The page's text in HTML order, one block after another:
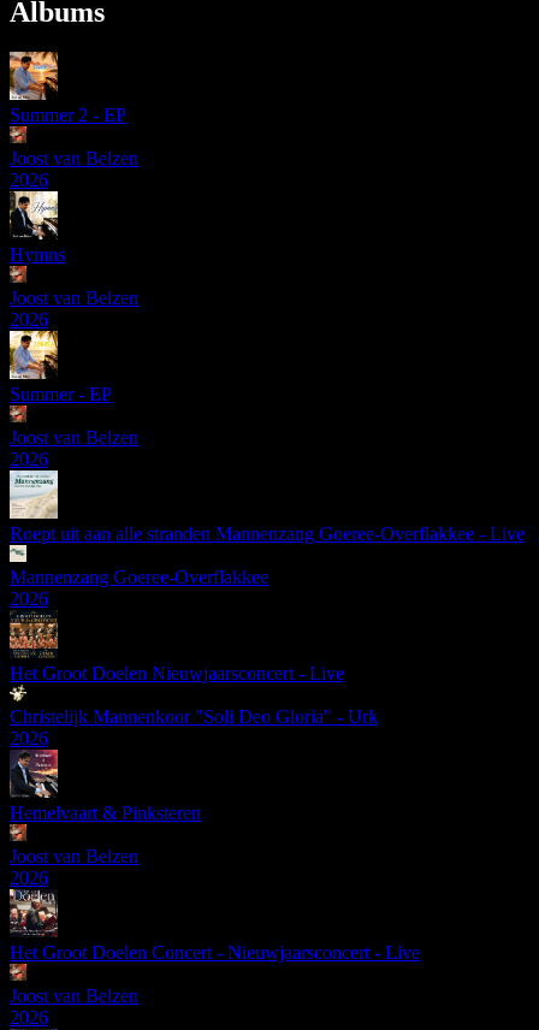
Albums
Summer 2 - EP
Joost van Belzen
2026
Hymns
Joost van Belzen
2026
Summer - EP
Joost van Belzen
2026
Roept uit aan alle stranden Mannenzang Goeree-Overflakkee - Live
Mannenzang Goeree-Overflakkee
2026
Het Groot Doelen Nieuwjaarsconcert - Live
Christelijk Mannenkoor "Soli Deo Gloria" - Urk
2026
Hemelvaart & Pinksteren
Joost van Belzen
2026
Het Groot Doelen Concert - Nieuwjaarsconcert - Live
Joost van Belzen
2026